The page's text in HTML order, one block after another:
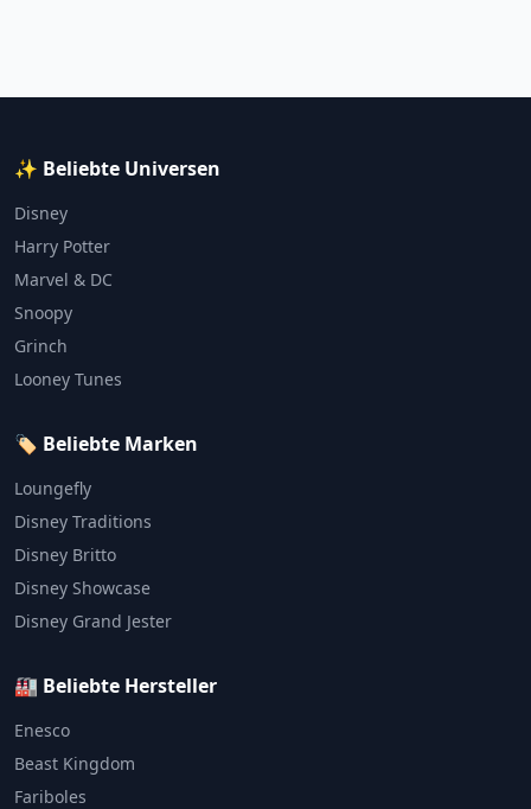
✨ Beliebte Universen
Disney
Harry Potter
Marvel & DC
Snoopy
Grinch
Looney Tunes
🏷️ Beliebte Marken
Loungefly
Disney Traditions
Disney Britto
Disney Showcase
Disney Grand Jester
🏭 Beliebte Hersteller
Enesco
Beast Kingdom
Fariboles